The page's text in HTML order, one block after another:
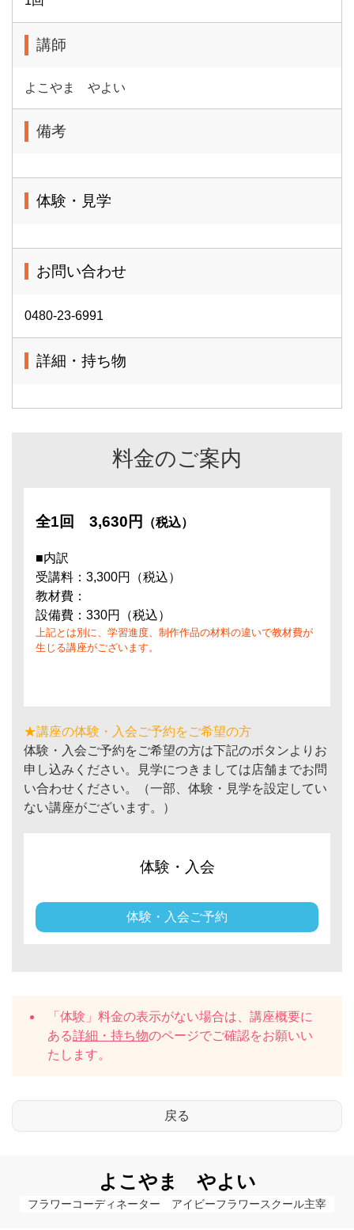
講師
よこやま やよい
備考
体験・見学
お問い合わせ
0480-23-6991
詳細・持ち物
料金のご案内
全1回 3,630円 （税込）
■内訳
受講料：3,300円（税込）
教材費：
設備費：330円（税込）
上記とは別に、学習進度、制作作品の材料の違いで教材費が
生じる講座がございます。
★講座の体験・入会ご予約をご希望の方
体験・入会ご予約をご希望の方は下記のボタンよりお
申し込みください。見学につきましては店舗までお問
い合わせください。（一部、体験・見学を設定してい
ない講座がございます。）
体験・入会
体験・入会ご予約
「体験」料金の表示がない場合は、講座概要に
ある詳細・持ち物のページでご確認をお願いい
たします。
よこやま やよい
フラワーコーディネーター　アイビーフラワースクール主宰